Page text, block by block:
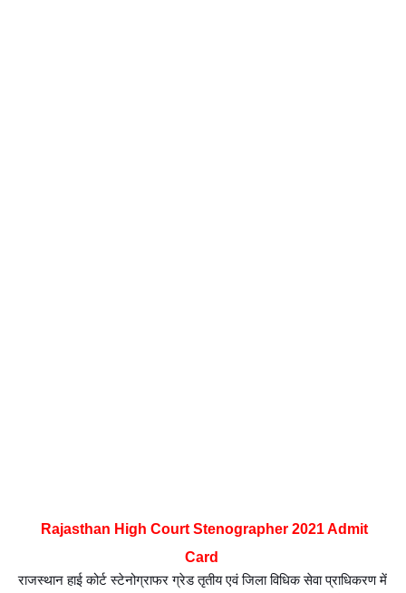
Rajasthan High Court Stenographer 2021 Admit
Card
राजस्थान हाई कोर्ट स्टेनोग्राफर ग्रेड तृतीय एवं जिला विधिक सेवा प्राधिकरण में